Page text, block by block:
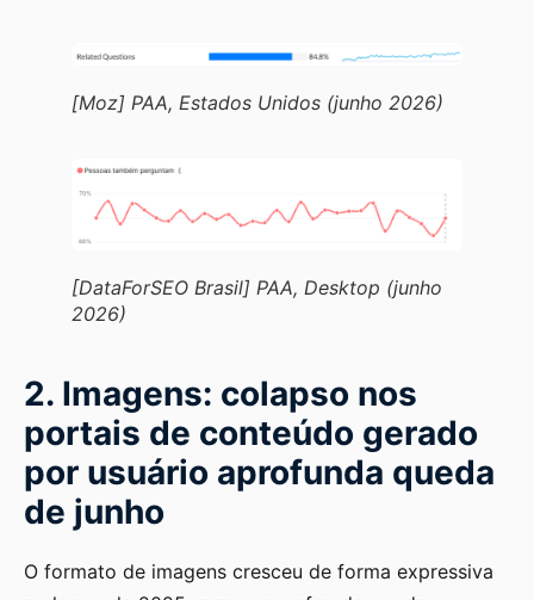
[Moz] PAA, Estados Unidos (junho 2026)
[DataForSEO Brasil] PAA, Desktop (junho
2026)
2. Imagens: colapso nos
portais de conteúdo gerado
por usuário aprofunda queda
de junho
O formato de imagens cresceu de forma expressiva